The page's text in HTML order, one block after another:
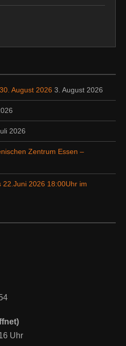
August 2026 3. August 2026
2026
Zentrum Essen –
2026 18:00Uhr im
Uhr